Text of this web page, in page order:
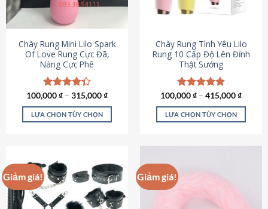
thể
chọn
trên
trang
sản
phẩm
Chày Rung Mini Lilo Spark
Of Love Rung Cực Đã,
Nàng Cực Phê
Được xếp
hạng4.33
5 sao
100,000₫ – 315,000₫
LỰA CHỌN TÙY CHỌN
có
nhiều
biến
thể.
Chày Rung Tình Yêu Lilo
Rung 10 Cấp Độ Lên Đỉnh
Thật Sướng
Được xếp
hạng4.94
5 sao
100,000₫ – 415,000₫
LỰA CHỌN TÙY CHỌN
biến
thể.
Giảm giá! Giảm giá!